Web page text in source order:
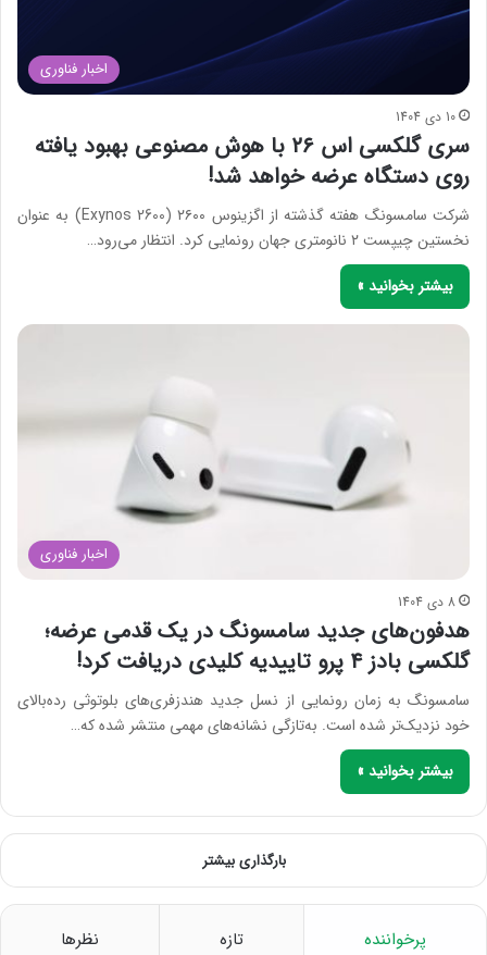
اخبار فناوری
10 دی 1404
سری گلکسی اس ۲۶ با هوش مصنوعی بهبود یافته
روی دستگاه عرضه خواهد شد!
شرکت سامسونگ هفته گذشته از اگزینوس ۲۶۰۰ (Exynos 2600) به عنوان
نخستین چیپست ۲ نانومتری جهان رونمایی کرد. انتظار می‌رود…
بیشتر بخوانید »
اخبار فناوری
8 دی 1404
هدفون‌های جدید سامسونگ در یک قدمی عرضه؛
گلکسی بادز ۴ پرو تاییدیه کلیدی دریافت کرد!
سامسونگ به زمان رونمایی از نسل جدید هندزفری‌های بلوتوثی رده‌بالای
خود نزدیک‌تر شده است. به‌تازگی نشانه‌های مهمی منتشر شده که…
بیشتر بخوانید »
بارگذاری بیشتر
پرخواننده تازه نظرها